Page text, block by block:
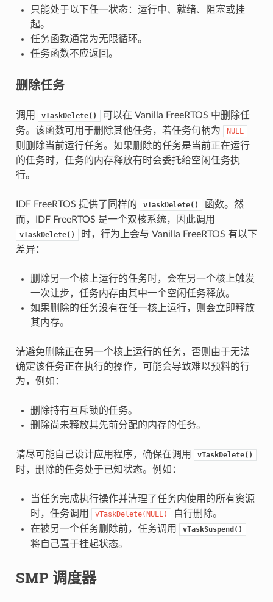
只能处于以下任一状态：运行中、就绪、阻塞或挂
起。
任务函数通常为无限循环。
任务函数不应返回。
删除任务
调用 vTaskDelete()
可以在 Vanilla FreeRTOS 中删除任
务。该函数可用于删除其他任务，若任务句柄为
NULL
则删除当前运行任务。如果删除的任务是当前正在运行
的任务时，任务的内存释放有时会委托给空闲任务执
行。
IDF FreeRTOS 提供了同样的 vTaskDelete()
函数。然
而，IDF FreeRTOS 是一个双核系统，因此调用
vTaskDelete()
时，行为上会与 Vanilla FreeRTOS 有以下
差异：
删除另一个核上运行的任务时，会在另一个核上触发
一次让步，任务内存由其中一个空闲任务释放。
如果删除的任务没有在任一核上运行，则会立即释放
其内存。
请避免删除正在另一个核上运行的任务，否则由于无法
确定该任务正在执行的操作，可能会导致难以预料的行
为，例如：
删除持有互斥锁的任务。
删除尚未释放其先前分配的内存的任务。
请尽可能自己设计应用程序，确保在调用 vTaskDelete()
时，删除的任务处于已知状态。例如：
当任务完成执行操作并清理了任务内使用的所有资源
时，任务调用
vTaskDelete(NULL)
自行删除。
在被另一个任务删除前，任务调用
vTaskSuspend()
将自己置于挂起状态。
SMP 调度器